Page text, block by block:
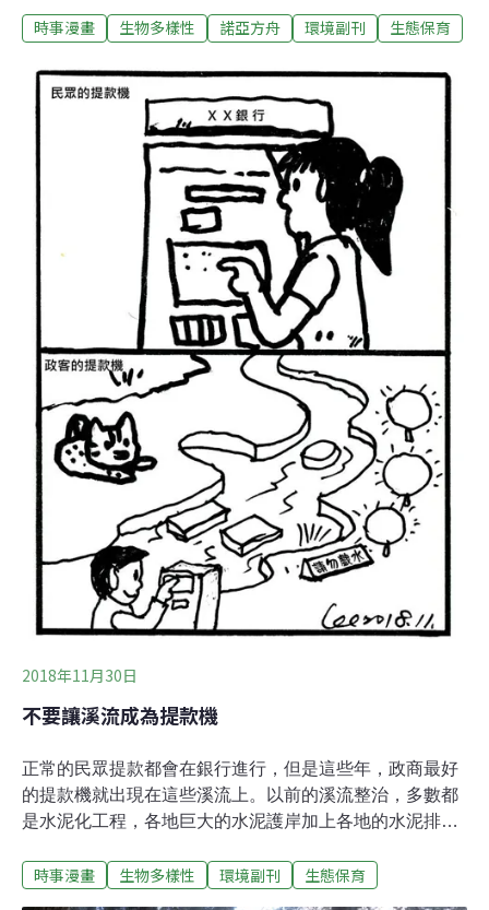
亞方舟是存在的，當時的方舟計畫坐滿了動物，充滿了希
在浩劫過後，還有好的棲地可以讓這些剩下的物種興盛下
去嗎？
時事漫畫 生物多樣性 諾亞方舟 環境副刊 生態保育
2018年11月30日
不要讓溪流成為提款機
正常的民眾提款都會在銀行進行，但是這些年，政商最好
的提款機就出現在這些溪流上。以前的溪流整治，多數都
是水泥化工程，各地巨大的水泥護岸加上各地的水泥排水
的死亡陷阱。這些高聳的護岸不但讓野生動物無法出入溪
時事漫畫 生物多樣性 環境副刊 生態保育